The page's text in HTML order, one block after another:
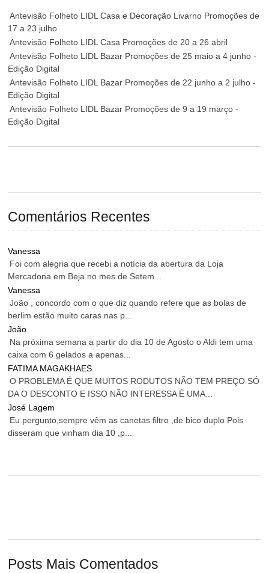
Antevisão Folheto LIDL Casa e Decoração Livarno Promoções de
17 a 23 julho
Antevisão Folheto LIDL Casa Promoções de 20 a 26 abril
Antevisão Folheto LIDL Bazar Promoções de 25 maio a 4 junho -
Edição Digital
Antevisão Folheto LIDL Bazar Promoções de 22 junho a 2 julho -
Edição Digital
Antevisão Folheto LIDL Bazar Promoções de 9 a 19 março -
Edição Digital
Comentários Recentes
Vanessa
Foi com alegria que recebi a notícia da abertura da Loja
Mercadona em Beja no mes de Setem...
Vanessa
João , concordo com o que diz quando refere que as bolas de
berlim estão muito caras nas p...
João
Na próxima semana a partir do dia 10 de Agosto o Aldi tem uma
caixa com 6 gelados a apenas...
FATIMA MAGAKHAES
O PROBLEMA É QUE MUITOS RODUTOS NÃO TEM PREÇO SÓ
DA O DESCONTO E ISSO NÃO INTERESSA É UMA...
José Lagem
Eu pergunto,sempre vêm as canetas filtro ,de bico duplo Pois
disseram que vinham dia 10 ,p...
Posts Mais Comentados